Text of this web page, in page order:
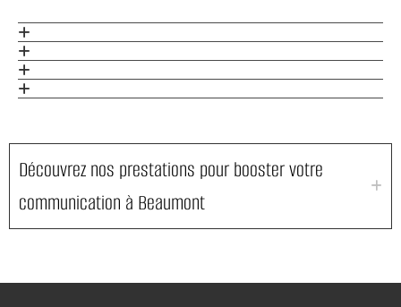
Découvrez nos prestations pour booster votre
communication à Beaumont